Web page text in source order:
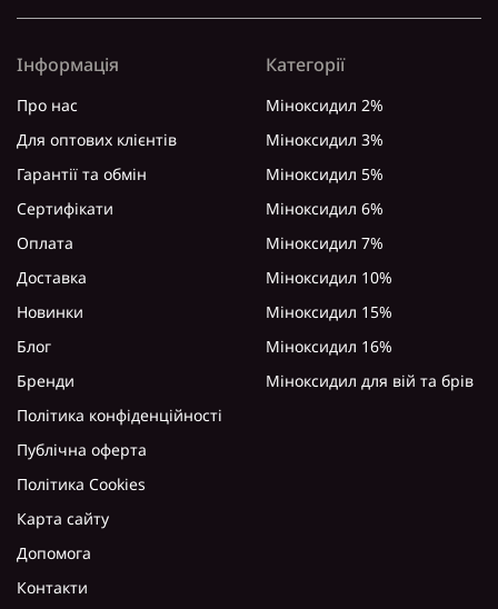
Інформація
Про нас
Для оптових клієнтів
Гарантії та обмін
Сертифікати
Оплата
Доставка
Новинки
Блог
Бренди
Політика конфіденційності
Публічна оферта
Політика Cookies
Карта сайту
Допомога
Контакти
Категорії
Міноксидил 2%
Міноксидил 3%
Міноксидил 5%
Міноксидил 6%
Міноксидил 7%
Міноксидил 10%
Міноксидил 15%
Міноксидил 16%
Міноксидил для вій та брів